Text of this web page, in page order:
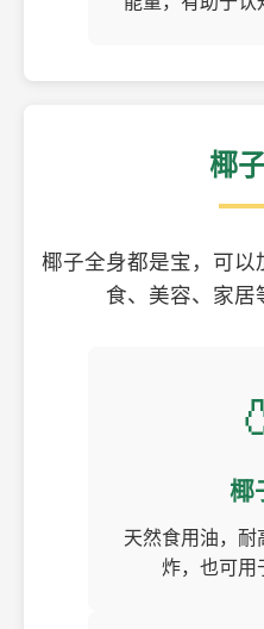
椰
椰子全身都是宝，可
食、美容、家居
椰
天然食用油，
炸，也可用